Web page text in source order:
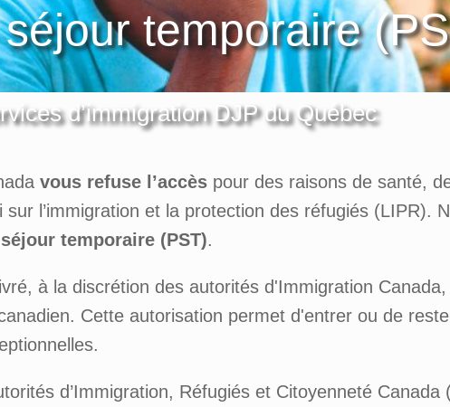
temporaire
d’immigration DJP du Québec
vous refuse l’accès pour des raisons de santé,
l’immigration et la protection des réfugiés (LIPR).
temporaire (PST).
à la discrétion des autorités d'Immigration
Cette autorisation permet d'entrer ou de
d’Immigration, Réfugiés et Citoyenneté Canada